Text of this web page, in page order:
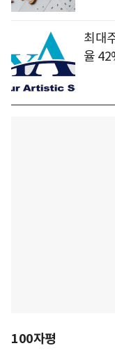
최대
율
100자평